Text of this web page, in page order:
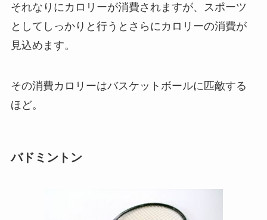
それなりにカロリーが消費されますが、スポーツ
としてしっかりと行うとさらにカロリーの消費が
見込めます。
その消費カロリーはバスケットボールに匹敵する
ほど。
バドミントン